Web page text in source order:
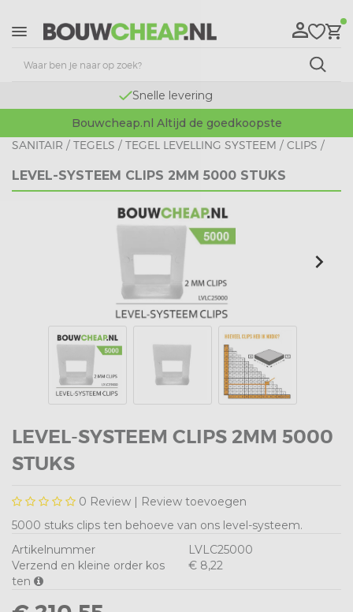
Snelle levering
Bouwcheap.nl Altijd de goedkoopste
SANITAIR / TEGELS / TEGEL LEVELLING SYSTEEM / CLIPS /
LEVEL-SYSTEEM CLIPS 2MM 5000 STUKS
LEVEL-SYSTEEM CLIPS 2MM 5000
STUKS
0 Review | Review toevoegen
5000 stuks clips ten behoeve van ons level-systeem.
Artikelnummer
LVLC25000
Verzend en kleine order kos
ten
€ 8,22